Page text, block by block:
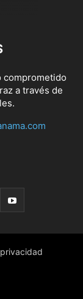
comprometido
a través de